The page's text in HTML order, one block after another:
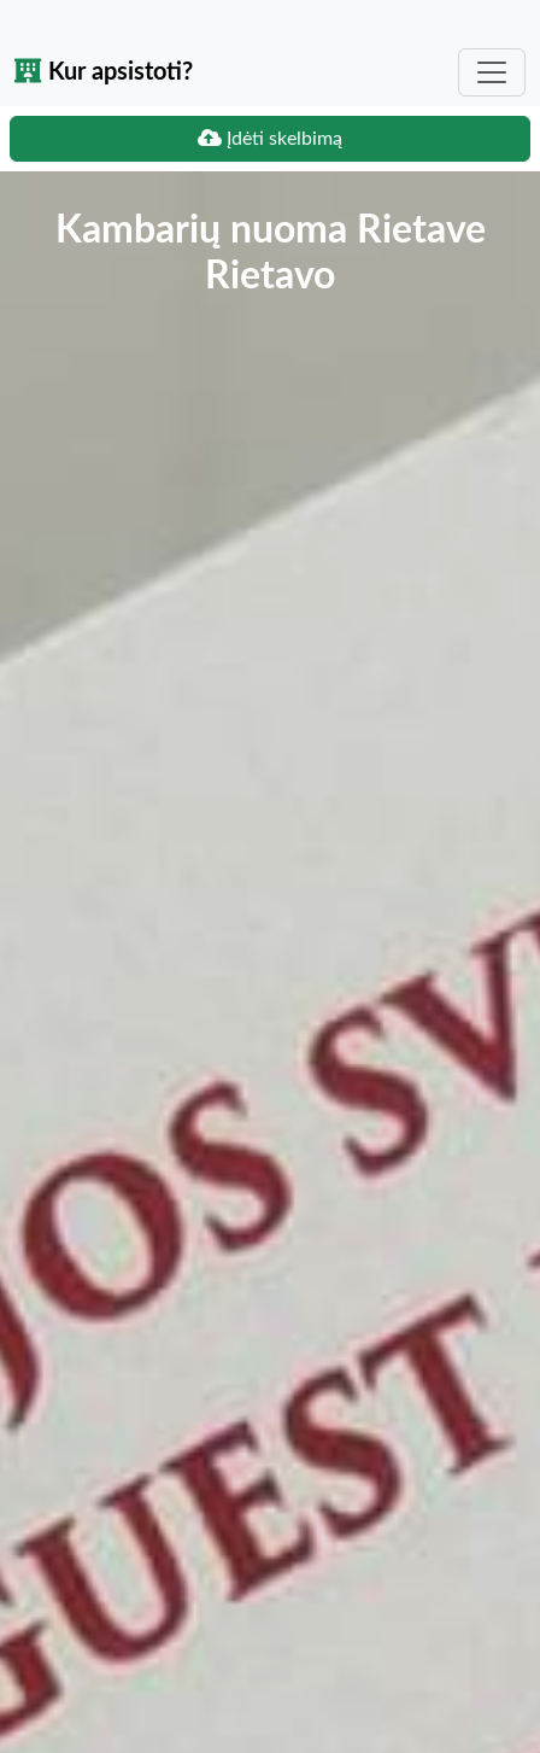
Kur apsistoti?
Įdėti skelbimą
Kambarių nuoma Rietave
Rietavo